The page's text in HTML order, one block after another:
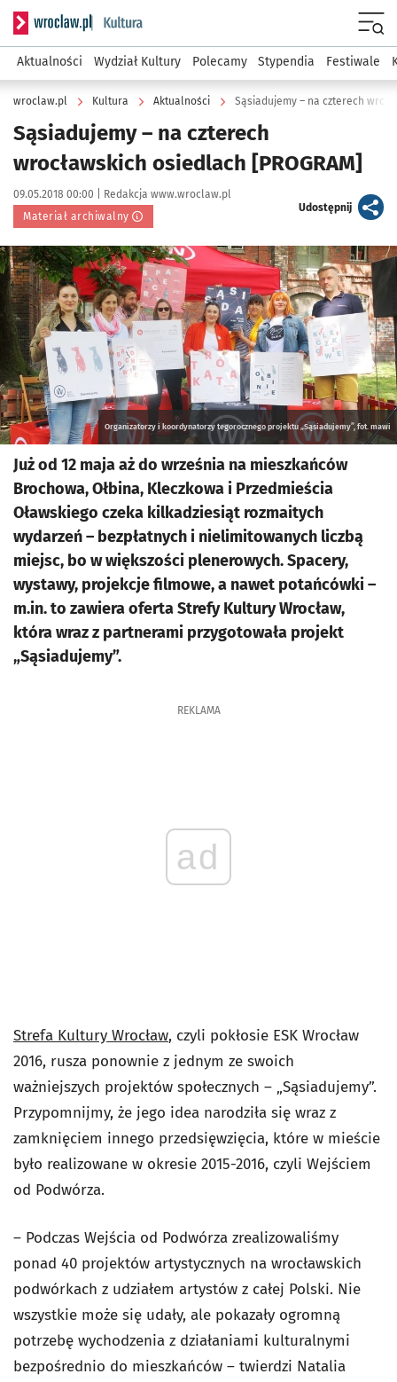
Serwis informacyjny wroclaw.pl podserwis: Kultura
Aktualności Wydział Kultury Polecamy Stypendia Festiwale
wroclaw.pl Kultura Aktualności Sąsiadujemy – na czterech
Sąsiadujemy – na czterech
wrocławskich osiedlach [PROGRAM]
Data publikacji:
09.05.2018 00:00 | Autor:
Redakcja www.wroclaw.pl
Materiał archiwalny
Udostępnijartykuł
Kliknij, aby powiększyć
Organizatorzy i koordynatorzy tegorocznego projektu „Sąsiadujemy”, fot. mawi
Już od 12 maja aż do września na mieszkańców
Brochowa, Ołbina, Kleczkowa i Przedmieścia
Oławskiego czeka kilkadziesiąt rozmaitych
wydarzeń – bezpłatnych i nielimitowanych liczbą
miejsc, bo w większości plenerowych. Spacery,
wystawy, projekcje filmowe, a nawet potańcówki –
m.in. to zawiera oferta Strefy Kultury Wrocław,
która wraz z partnerami przygotowała projekt
„Sąsiadujemy”.
REKLAMA
ad
Strefa Kultury Wrocław, czyli pokłosie ESK Wrocław
2016, rusza ponownie z jednym ze swoich
ważniejszych projektów społecznych – „Sąsiadujemy”.
Przypomnijmy, że jego idea narodziła się wraz z
zamknięciem innego przedsięwzięcia, które w mieście
było realizowane w okresie 2015-2016, czyli Wejściem
od Podwórza.
– Podczas Wejścia od Podwórza zrealizowaliśmy
ponad 40 projektów artystycznych na wrocławskich
podwórkach z udziałem artystów z całej Polski. Nie
wszystkie może się udały, ale pokazały ogromną
potrzebę wychodzenia z działaniami kulturalnymi
bezpośrednio do mieszkańców – twierdzi Natalia